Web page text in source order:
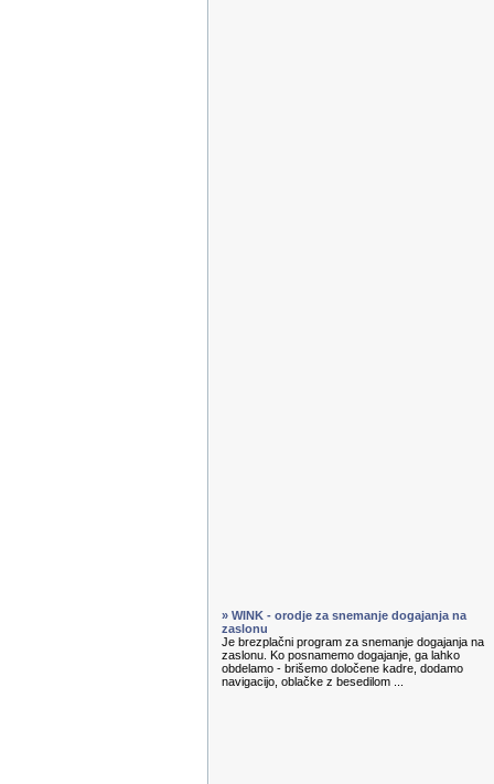
» WINK - orodje za snemanje dogajanja na
zaslonu
Je brezplačni program za snemanje dogajanja na
zaslonu. Ko posnamemo dogajanje, ga lahko
obdelamo - brišemo določene kadre, dodamo
navigacijo, oblačke z besedilom ...